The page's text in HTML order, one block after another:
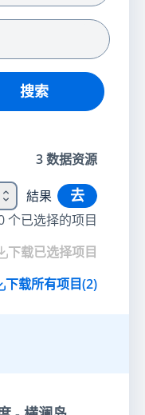
搜索
3数据资源
結果 去
个已选择的项目
下载已选择项目
下载所有项目(2)